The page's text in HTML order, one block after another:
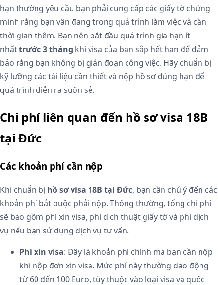
hạn thường yêu cầu bạn phải cung cấp các giấy tờ chứng
minh rằng bạn vẫn đang trong quá trình làm việc và cần
thời gian thêm. Bạn nên bắt đầu quá trình gia hạn ít
nhấttrước 3 tháng khi visa của bạn sắp hết hạn để đảm
bảo rằng bạn không bị gián đoạn công việc. Hãy chuẩn bị
kỹ lưỡng các tài liệu cần thiết và nộp hồ sơ đúng hạn để
quá trình diễn ra suôn sẻ.
Chi phí liên quan đến hồ sơ visa 18B
tại Đức
Các khoản phí cần nộp
Khi chuẩn bị hồ sơ visa 18B tại Đức, bạn cần chú ý đến các
khoản phí bắt buộc phải nộp. Thông thường, tổng chi phí
sẽ bao gồm phí xin visa, phí dịch thuật giấy tờ và phí dịch
vụ nếu bạn sử dụng dịch vụ tư vấn.
Phí xin visa: Đây là khoản phí chính mà bạn cần nộp
khi nộp đơn xin visa. Mức phí này thường dao động
từ 60 đến 100 Euro, tùy thuộc vào loại visa và quốc